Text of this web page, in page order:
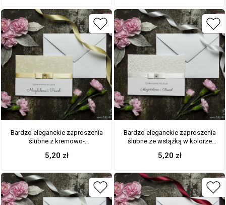
i wklejanym wnętrzem. ZAP-64-
38
Bardzo eleganckie zaproszenia
ślubne z kremowo-
ozdobnym papierem kremowym
cyrkonią i wklejanym wnętrzem.
ZAP-64-66
5,20 zł
Bardzo eleganckie zaproszenia
ślubne ze wstążką w kolorze
koronką, cyrkonią i wklejanym
5,20 zł